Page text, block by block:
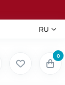
RU
0